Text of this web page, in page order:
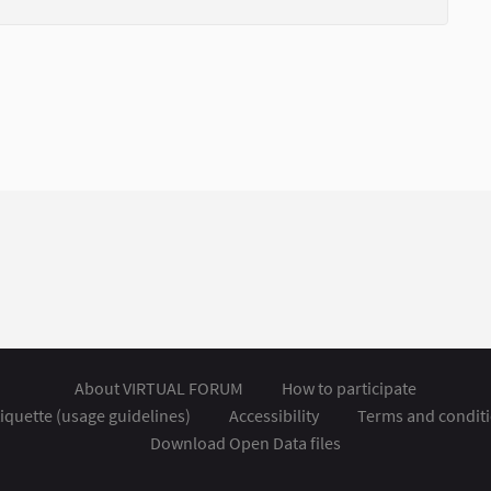
About VIRTUAL FORUM
How to participate
(usage guidelines)
Accessibility
Terms and
Download Open Data files